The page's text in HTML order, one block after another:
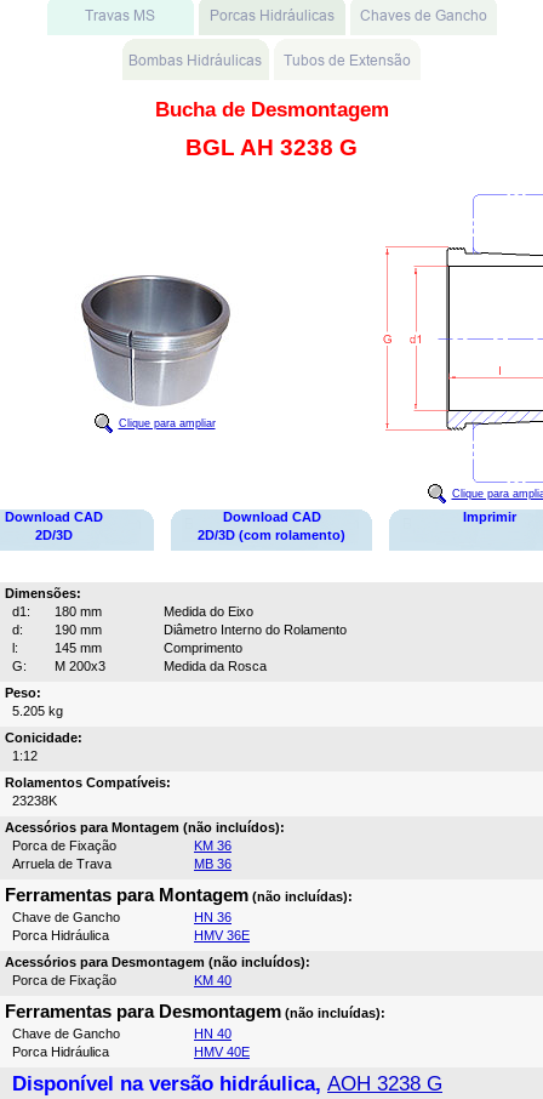
Bucha de Desmontagem
BGL AH 3238 G
Clique para ampliar
Clique para
Download CAD
2D/3D
Download CAD
2D/3D (com rolamento)
Imprimir
Dimensões:
d1:
180 mm
Medida do Eixo
d:
190 mm
Diâmetro Interno do Rolamento
l:
145 mm
Comprimento
G:
M 200x3
Medida da Rosca
Peso:
5.205 kg
Conicidade:
1:12
Rolamentos Compatíveis:
23238K
Acessórios para Montagem (não incluídos):
Porca de Fixação
KM 36
Arruela de Trava
MB 36
Ferramentas para Montagem (não incluídas):
Chave de Gancho
HN 36
Porca Hidráulica
HMV 36E
Acessórios para Desmontagem (não incluídos):
Porca de Fixação
KM 40
Ferramentas para Desmontagem (não incluídas):
Chave de Gancho
HN 40
Porca Hidráulica
HMV 40E
Disponível na versão hidráulica, AOH 3238 G